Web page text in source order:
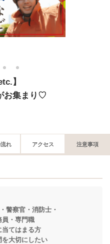
3 4
】
お集まり♡
れ アクセス 注意事項
警察官・消防士・
専門職
まる方
を大切にしたい